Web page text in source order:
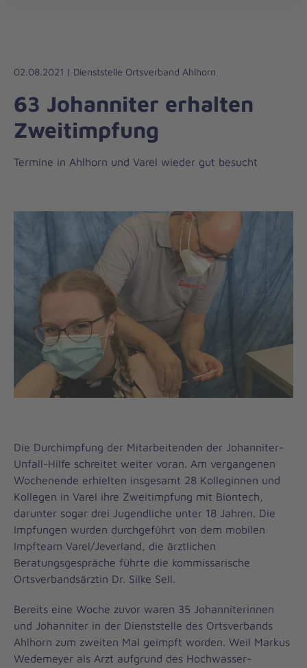
Liebe
Leben
02.08.2021 | Dienststelle Ortsverband Ahlhorn
63 Johanniter erhalten
Zweitimpfung
Termine in Ahlhorn und Varel wieder gut besucht
Die Durchimpfung der Mitarbeitenden der Johanniter-
Unfall-Hilfe schreitet weiter voran. Am vergangenen
Wochenende erhielten insgesamt 28 Kolleginnen und
Kollegen in Varel ihre Zweitimpfung mit Biontech,
darunter sogar drei Jugendliche unter 18 Jahren. Die
Impfungen wurden durchgeführt von dem mobilen
Impfteam Varel/Jeverland, die ärztlichen
Beratungsgespräche führte die kommissarische
Ortsverbandsärztin Dr. Silke Sell.
Bereits eine Woche zuvor waren 35 Johanniterinnen
und Johanniter in der Dienststelle des Ortsverbands
Ahlhorn zum zweiten Mal geimpft worden. Weil Markus
Wedemeyer als Arzt aufgrund des Hochwasser-